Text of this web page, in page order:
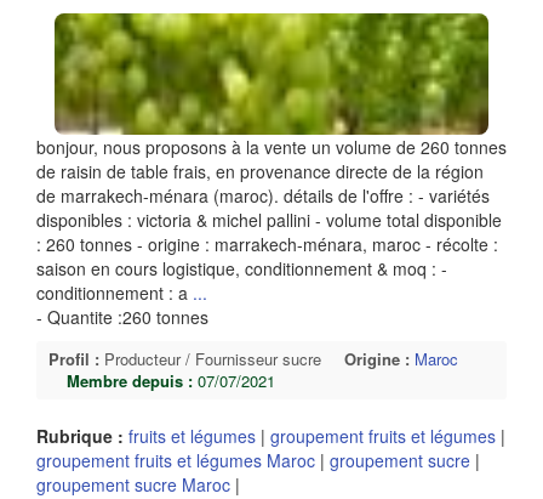
bonjour, nous proposons à la vente un volume de 260 tonnes
de raisin de table frais, en provenance directe de la région
de marrakech-ménara (maroc). détails de l'offre : - variétés
disponibles : victoria & michel pallini - volume total disponible
: 260 tonnes - origine : marrakech-ménara, maroc - récolte :
saison en cours logistique, conditionnement & moq : -
conditionnement : a ...
- Quantite :260 tonnes
Profil : Producteur / Fournisseur sucre Origine : Maroc
Membre depuis : 07/07/2021
Rubrique : fruits et légumes | groupement fruits et légumes |
groupement fruits et légumes Maroc | groupement sucre |
groupement sucre Maroc |